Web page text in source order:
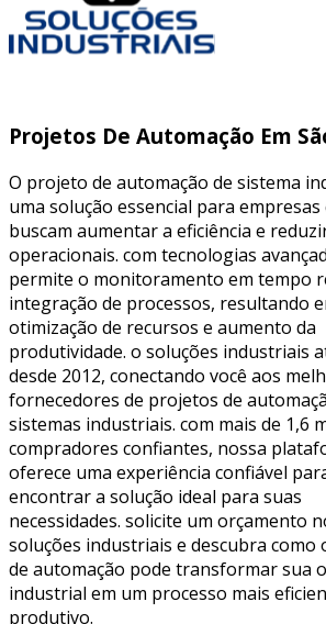
Projetos De Automação Em
O projeto de automação de sistema
uma solução essencial para empresas
buscam aumentar a eficiência e
operacionais. com tecnologias
permite o monitoramento em tempo
integração de processos, resultando
otimização de recursos e aumento da
produtividade. o soluções industriais
desde 2012, conectando você aos
fornecedores de projetos de
sistemas industriais. com mais de 1,6
compradores confiantes, nossa
oferece uma experiência confiável
encontrar a solução ideal para suas
necessidades. solicite um orçamento
soluções industriais e descubra como
de automação pode transformar sua
industrial em um processo mais
produtivo.